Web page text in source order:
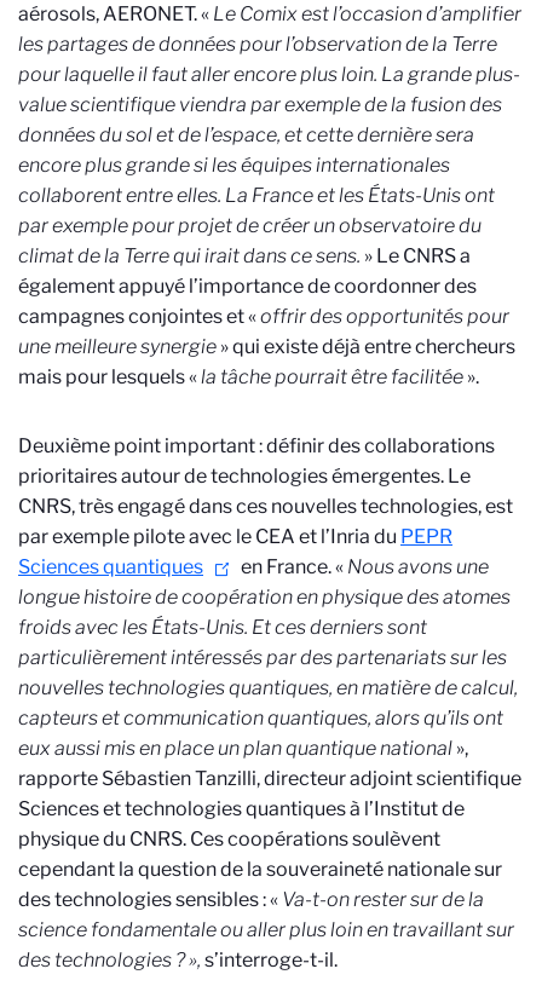
aérosols, AERONET.« Le Comix est l’occasion d’amplifier
les partages de données pour l’observation de la Terre
pour laquelle il faut aller encore plus loin. La grande plus-
value scientifique viendra par exemple de la fusion des
données du sol et de l’espace, et cette dernière sera
encore plus grande si les équipes internationales
collaborent entre elles. La France et les États-Unis ont
par exemple pour projet de créer un observatoire du
climat de la Terre qui irait dans ce sens. » Le CNRS a
également appuyé l’importance de coordonner des
campagnes conjointes et «offrir des opportunités pour
une meilleure synergie » qui existe déjà entre chercheurs
mais pour lesquels « la tâche pourrait être facilitée ».
Deuxième point important : définir des collaborations
prioritaires autour de technologies émergentes. Le
CNRS, très engagé dans ces nouvelles technologies,est
par exemple pilote avec le CEA et l’Inria du PEPR
Sciences quantiques
en France. « Nous avons une
longue histoire de coopération en physique des atomes
froids avec les États-Unis. Et ces derniers sont
particulièrement intéressés par des partenariats sur les
nouvelles technologies quantiques, en matière de calcul,
capteurs et communication quantiques, alors qu’ils ont
eux aussi mis en place un plan quantique national »,
rapporte Sébastien Tanzilli, directeur adjoint scientifique
Sciences et technologies quantiques à l’Institut de
physique du CNRS. Ces coopérations soulèvent
cependant la question de la souveraineté nationale sur
des technologies sensibles : « Va-t-on rester sur de la
science fondamentale ou aller plus loin en travaillant sur
des technologies ? », s’interroge-t-il.